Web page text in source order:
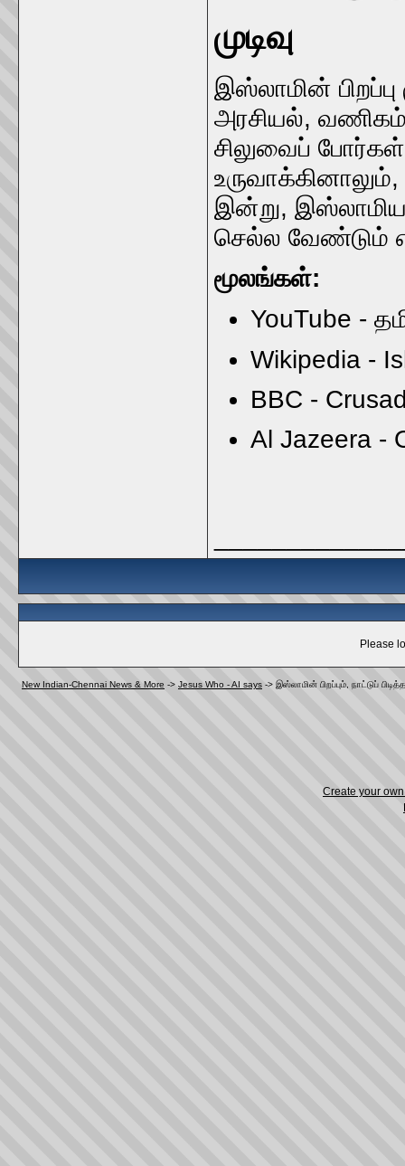
முடிவு
இஸ்லாமின்
அரசியல்,
சிலுவைப்
இன்று,
செல்ல வேண்டும்
மூலங்கள்:
YouTube -
Wikipedia -
BBC -
Al Jazeera -
Please
New Indian-Chennai News & More -> Jesus Who - AI says -> இஸ்லாமின் பிறப்பும், நாட்டுப்
Create your